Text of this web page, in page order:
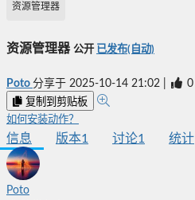
资源管理器
资源管理器 公开 已发布(自动)
Poto 分享于 2025-10-14 21:02 0
复制到剪贴板
如何安装动作？
信息 版本1 讨论1 统计
Poto